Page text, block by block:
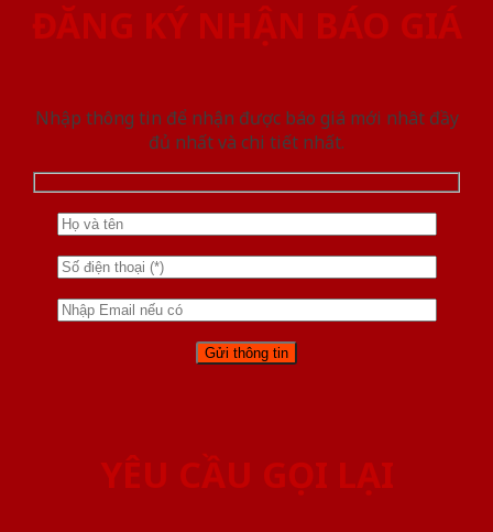
ĐĂNG KÝ NHẬN BÁO GIÁ
Nhập thông tin để nhận được báo giá mới nhât đầy
đủ nhất và chi tiết nhất.
YÊU CẦU GỌI LẠI